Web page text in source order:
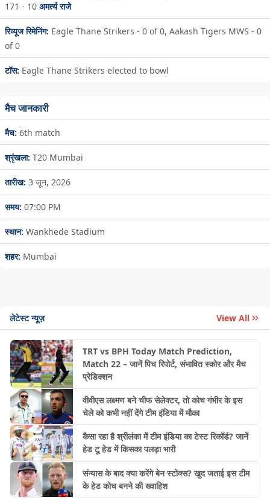
171 - 10 अमर्त्य राजे
रिव्यूज रिमेनिंग: Eagle Thane Strikers - 0 of 0, Aakash Tigers MWS - 0
of 0
टॉस: Eagle Thane Strikers elected to bowl
मैच जानकारी
मैच: 6th match
श्रृंखला: T20 Mumbai
तारीख: 3 जून, 2026
समय: 07:00 PM
स्थान: Wankhede Stadium
शहर: Mumbai
लेटेस्ट न्यूज़ View All
TRT vs BPH Today Match Prediction,
Match 22 – जानें पिच रिपोर्ट, संभावित स्कोर और मैच
प्रेडिक्शन
वीवीएस लक्ष्मण बने चीफ सेलेक्टर, तो कोच गंभीर के इस
चेले को कभी नहीं देंगे टीम इंडिया में मौका
कैसा रहा है श्रीलंका में टीम इंडिया का टेस्ट रिकॉर्ड? जानें
हेड टू हेड में किसका पलड़ा भारी
संन्यास के बाद क्या करेंगे बेन स्टोक्स? खुद जताई इस टीम
के हेड कोच बनने की ख्वाहिश